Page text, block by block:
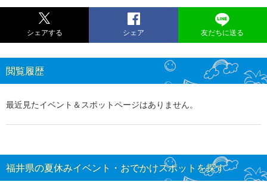
シェアする シェア 友だちに送る
閲覧履歴
最近見たイベント＆スポットページはありません。
福井県の夏休みイベント・おでかけスポットを探す